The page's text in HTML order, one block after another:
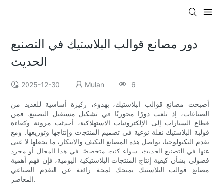
دور مصانع قوالب البلاستيك في التصنيع
الحديث
2025-12-30 Mulan 6
أصبحت مصانع قوالب البلاستيك، بهدوء، ركيزة أساسية للعديد من
الصناعات، إذ تلعب دورًا محوريًا في تشكيل مستقبل التصنيع. فمن
قطاع السيارات إلى الإلكترونيات الاستهلاكية، أحدثت مرونة وكفاءة
قولبة البلاستيك نقلة نوعية في تصميم المنتجات وإنتاجها وتوزيعها. ومع
تقدم التكنولوجيا، تواصل هذه المصانع التكيف والابتكار، ما يجعلها لا غنى
عنها في التصنيع الحديث. سواء كنت متخصصًا في هذا المجال أو مجرد
فضولي بشأن كيفية إنتاج المنتجات البلاستيكية اليومية، فإن فهم أهمية
مصانع قوالب البلاستيك يمنحك لمحة رائعة عن التقدم الصناعي
المعاصر.